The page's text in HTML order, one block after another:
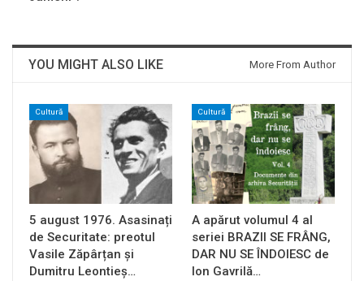
YOU MIGHT ALSO LIKE More From Author
Cultură
5 august 1976. Asasinați
de Securitate: preotul
Vasile Zăpârțan și
Dumitru Leontieș…
Cultură
A apărut volumul 4 al
seriei BRAZII SE FRÂNG,
DAR NU SE ÎNDOIESC de
Ion Gavrilă…